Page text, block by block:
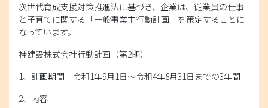
次世代育成支援対策推進法に基づき、企業は、従業員の仕事
と子育てに関する「一般事業主行動計画」を策定することに
なっています。
桂建設株式会社行動計画（第2期）
1、計画期間 令和1年9月1日～令和4年8月31日までの3年間
2、内容